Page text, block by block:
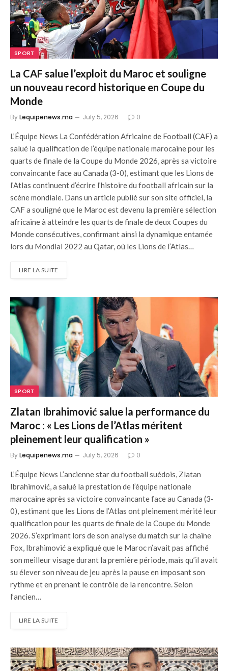
SPORT
La CAF salue l’exploit du Maroc et souligne
un nouveau record historique en Coupe du
Monde
ByLequipenews.ma July 5, 2026 0
L’Équipe News La Confédération Africaine de Football (CAF) a
salué la qualification de l’équipe nationale marocaine pour les
quarts de finale de la Coupe du Monde 2026, après sa victoire
convaincante face au Canada (3-0), estimant que les Lions de
l’Atlas continuent d’écrire l’histoire du football africain sur la
scène mondiale. Dans un article publié sur son site officiel, la
CAF a souligné que le Maroc est devenu la première sélection
africaine à atteindre les quarts de finale de deux Coupes du
Monde consécutives, confirmant ainsi la dynamique entamée
lors du Mondial 2022 au Qatar, où les Lions de l’Atlas…
LIRE LA SUITE
SPORT
Zlatan Ibrahimović salue la performance du
Maroc : « Les Lions de l’Atlas méritent
pleinement leur qualification »
ByLequipenews.ma July 5, 2026 0
L’Équipe News L’ancienne star du football suédois, Zlatan
Ibrahimović, a salué la prestation de l’équipe nationale
marocaine après sa victoire convaincante face au Canada (3-
0), estimant que les Lions de l’Atlas ont pleinement mérité leur
qualification pour les quarts de finale de la Coupe du Monde
2026. S’exprimant lors de son analyse du match sur la chaîne
Fox, Ibrahimović a expliqué que le Maroc n’avait pas affiché
son meilleur visage durant la première période, mais qu’il avait
su élever son niveau de jeu après la pause en imposant son
rythme et en prenant le contrôle de la rencontre. Selon
l’ancien…
LIRE LA SUITE